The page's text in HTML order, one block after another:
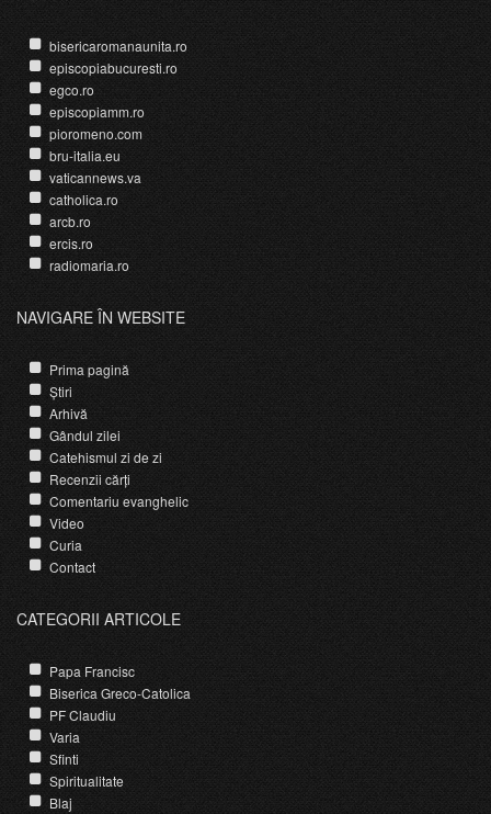
bisericaromanaunita.ro
episcopiabucuresti.ro
egco.ro
episcopiamm.ro
pioromeno.com
bru-italia.eu
vaticannews.va
catholica.ro
arcb.ro
ercis.ro
radiomaria.ro
NAVIGARE ÎN WEBSITE
Prima pagină
Știri
Arhivă
Gândul zilei
Catehismul zi de zi
Recenzii cărți
Comentariu evanghelic
Video
Curia
Contact
CATEGORII ARTICOLE
Papa Francisc
Biserica Greco-Catolica
PF Claudiu
Varia
Sfinti
Spiritualitate
Blaj